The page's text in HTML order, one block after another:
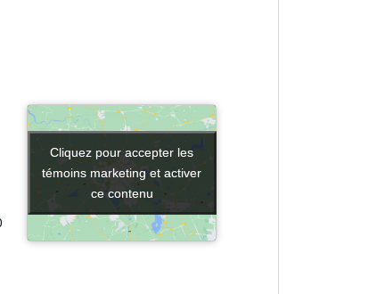
Cliquez pour accepter les
témoins marketing et activer
ce contenu
Cliquez pour accepter les
témoins marketing et activer
ce contenu